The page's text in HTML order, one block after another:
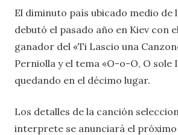
El diminuto país ubicado medio de
debutó el pasado año en Kiev con
ganador del «Ti Lascio una
Perniolla y el tema «O-o-O, O sole
quedando en el décimo lugar.
Los detalles de la canción
interprete se anunciará el